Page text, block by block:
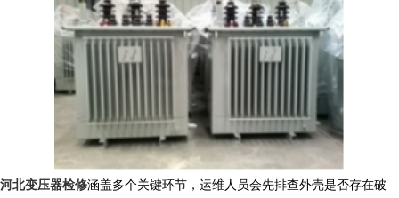
河北变压器检修涵盖多个关键环节，运维人员会先排查外壳是否存在破